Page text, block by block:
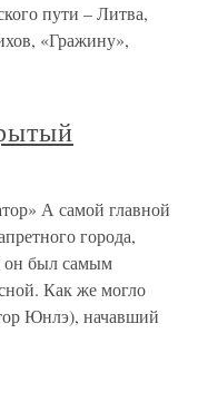
пути – Литва,
«Гражину»,
А самой главной
города,
он был самым
Как же могло
Юнлэ), начавший